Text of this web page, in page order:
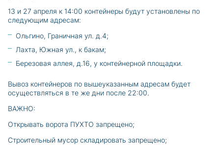
13 и 27 апреля к 14:00 контейнеры будут установлены по
следующим адресам:
Ольгино, Граничная ул. д.4;
Лахта, Южная ул., к бакам;
Березовая аллея, д.16, у контейнерной площадки.
Вывоз контейнеров по вышеуказанным адресам будет
осуществляться в те же дни после 22:00.
ВАЖНО:
Открывать ворота ПУХТО запрещено;
Строительный мусор складировать запрещено;